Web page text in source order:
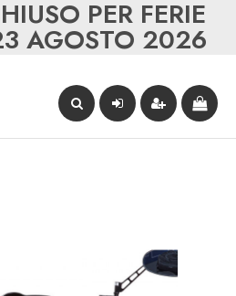
PER FERIE
AGOSTO 2026